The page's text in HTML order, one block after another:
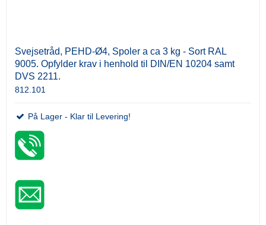
Svejsetråd, PEHD-Ø4, Spoler a ca 3 kg - Sort RAL
9005. Opfylder krav i henhold til DIN/EN 10204 samt
DVS 2211.
812.101
På Lager - Klar til Levering!